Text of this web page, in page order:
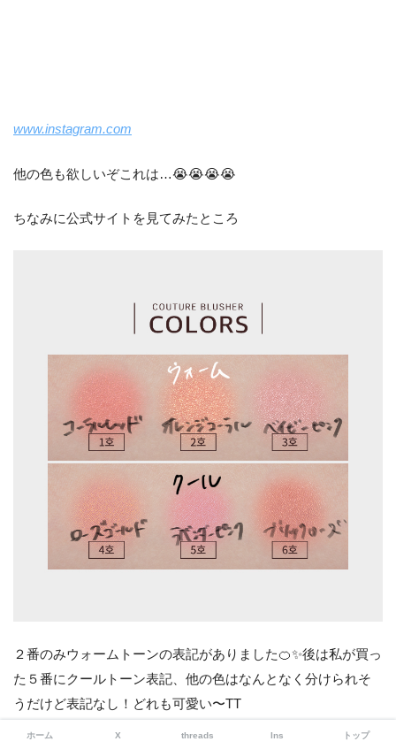
www.instagram.com
他の色も欲しいぞこれは…😭😭😭😭
ちなみに公式サイトを見てみたところ
２番のみウォームトーンの表記がありました🍊✨後は私が買っ
た５番にクールトーン表記、他の色はなんとなく分けられそ
うだけど表記なし！どれも可愛い〜TT
ホーム X threads Ins トップ